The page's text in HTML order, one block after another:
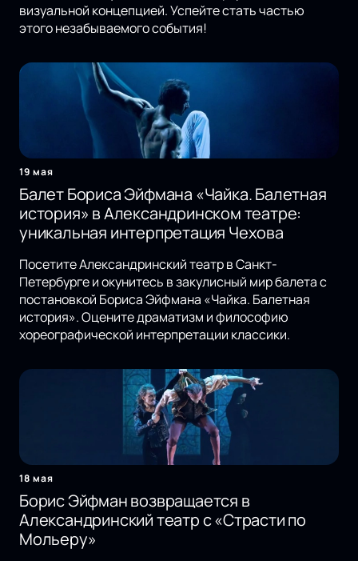
визуальной концепцией. Успейте стать частью
этого незабываемого события!
19 мая
Балет Бориса Эйфмана «Чайка. Балетная
история» в Александринском театре:
уникальная интерпретация Чехова
Посетите Александринский театр в Санкт-
Петербурге и окунитесь в закулисный мир балета с
постановкой Бориса Эйфмана «Чайка. Балетная
история». Оцените драматизм и философию
хореографической интерпретации классики.
18 мая
Борис Эйфман возвращается в
Александринский театр с «Страсти по
Мольеру»